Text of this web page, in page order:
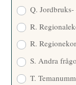
Q.
R.
R.
S. Andra
T.